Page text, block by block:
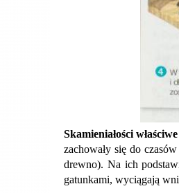
Skamieniałości
zachowały się do
drewno). Na ich
gatunkami, wyciągają